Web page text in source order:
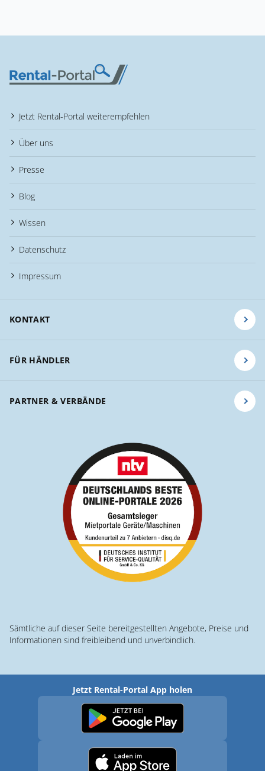
Jetzt Rental-Portal weiterempfehlen
Über uns
Presse
Blog
Wissen
Datenschutz
Impressum
KONTAKT
FÜR HÄNDLER
PARTNER & VERBÄNDE
Sämtliche auf dieser Seite bereitgestellten Angebote, Preise und
Informationen sind freibleibend und unverbindlich.
Jetzt Rental-Portal App holen